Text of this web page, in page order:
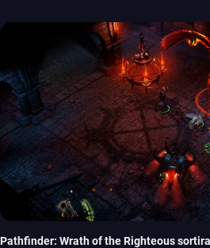
Pathfinder: Wrath of the Righteous